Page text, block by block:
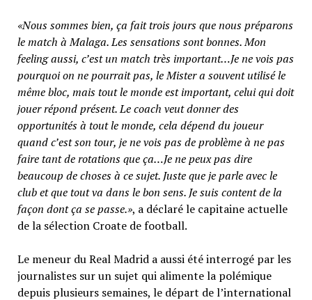
«Nous sommes bien, ça fait trois jours que nous préparons
le match à Malaga. Les sensations sont bonnes. Mon
feeling aussi, c’est un match très important…Je ne vois pas
pourquoi on ne pourrait pas, le Mister a souvent utilisé le
même bloc, mais tout le monde est important, celui qui doit
jouer répond présent. Le coach veut donner des
opportunités à tout le monde, cela dépend du joueur
quand c’est son tour, je ne vois pas de problème à ne pas
faire tant de rotations que ça…Je ne peux pas dire
beaucoup de choses à ce sujet. Juste que je parle avec le
club et que tout va dans le bon sens. Je suis content de la
façon dont ça se passe.», a déclaré le capitaine actuelle
de la sélection Croate de football.
Le meneur du Real Madrid a aussi été interrogé par les
journalistes sur un sujet qui alimente la polémique
depuis plusieurs semaines, le départ de l’international